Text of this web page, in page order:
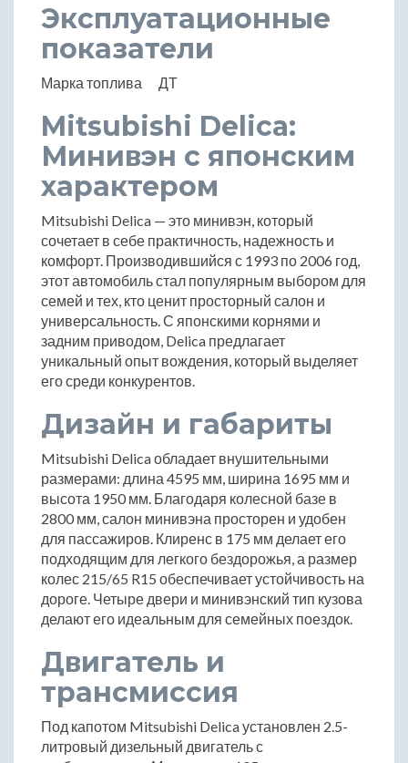
Эксплуатационные
показатели
Марка топлива ДТ
Mitsubishi Delica:
Минивэн с японским
характером
Mitsubishi Delica — это минивэн, который
сочетает в себе практичность, надежность и
комфорт. Производившийся с 1993 по 2006 год,
этот автомобиль стал популярным выбором для
семей и тех, кто ценит просторный салон и
универсальность. С японскими корнями и
задним приводом, Delica предлагает
уникальный опыт вождения, который выделяет
его среди конкурентов.
Дизайн и габариты
Mitsubishi Delica обладает внушительными
размерами: длина 4595 мм, ширина 1695 мм и
высота 1950 мм. Благодаря колесной базе в
2800 мм, салон минивэна просторен и удобен
для пассажиров. Клиренс в 175 мм делает его
подходящим для легкого бездорожья, а размер
колес 215/65 R15 обеспечивает устойчивость на
дороге. Четыре двери и минивэнский тип кузова
делают его идеальным для семейных поездок.
Двигатель и
трансмиссия
Под капотом Mitsubishi Delica установлен 2.5-
литровый дизельный двигатель с